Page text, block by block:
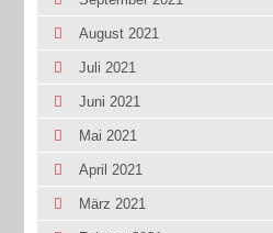
August 2021
Juli 2021
Juni 2021
Mai 2021
April 2021
März 2021